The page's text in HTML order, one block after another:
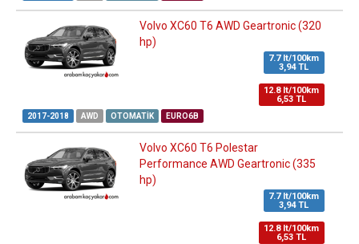
Volvo XC60 T6 AWD Geartronic (320
hp)
7.7 lt/100km
3,94 TL
12.8 lt/100km
6,53 TL
2017-2018 AWD OTOMATIK EURO6B
Volvo XC60 T6 Polestar
Performance AWD Geartronic (335
hp)
7.7 lt/100km
3,94 TL
12.8 lt/100km
6,53 TL